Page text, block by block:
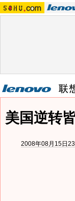
美国逆转
2008年08月15日